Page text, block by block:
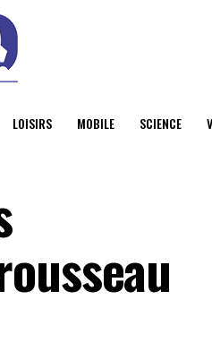
LOISIRS MOBILE SCIENCE